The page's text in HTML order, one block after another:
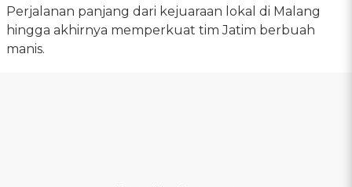
Perjalanan panjang dari kejuaraan lokal di Malang
hingga akhirnya memperkuat tim Jatim berbuah
manis.